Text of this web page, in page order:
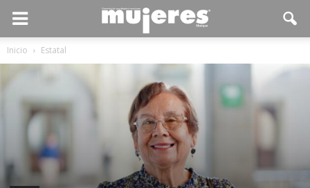
Inicio Estatal